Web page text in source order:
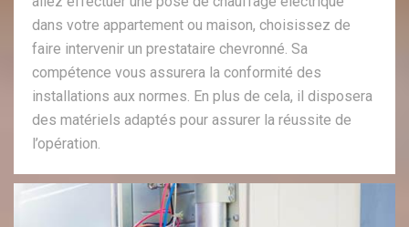
dans votre appartement ou maison, choisissez de
faire intervenir un prestataire chevronné. Sa
compétence vous assurera la conformité des
installations aux normes. En plus de cela, il disposera
des matériels adaptés pour assurer la réussite de
l’opération.